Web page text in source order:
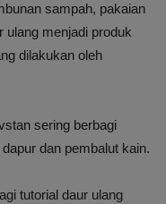
sampah, pakaian
ulang menjadi produk
dilakukan oleh
sering berbagi
dan pembalut kain.
tutorial daur ulang